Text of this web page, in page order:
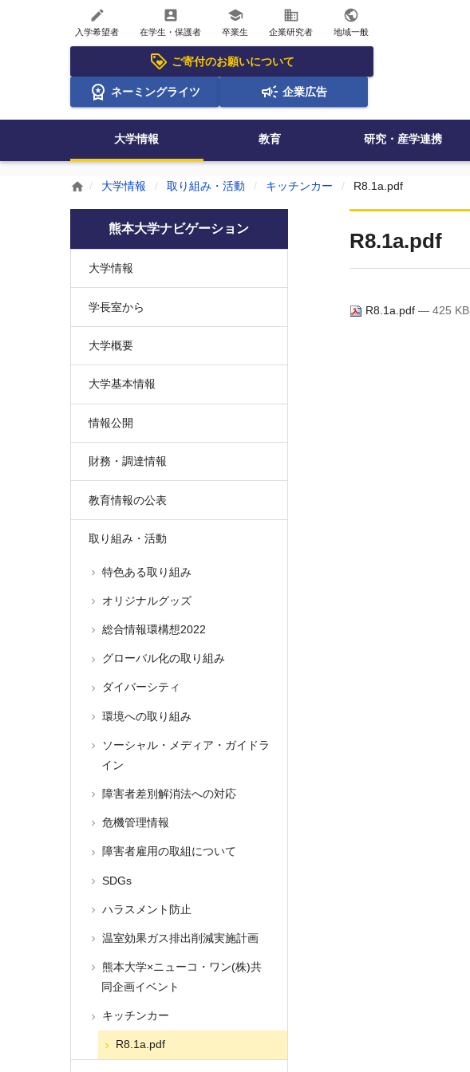
create
入学希望者
account_box
在学生・保護者
school
卒業生
business
企業研究者
public
地域一般
ご寄付のお願いについて
ネーミングライツ 企業広告
大学情報 教育 研究・産学連携
home 大学情報 取り組み・活動 キッチンカー R8.1a.pdf
R8.1a.pdf
R8.1a.pdf— 425 KB
熊本大学ナビゲーション
大学情報
学長室から
大学概要
大学基本情報
情報公開
財務・調達情報
教育情報の公表
取り組み・活動
特色ある取り組み
オリジナルグッズ
総合情報環構想2022
グローバル化の取り組み
ダイバーシティ
環境への取り組み
ソーシャル・メディア・ガイドラ
イン
障害者差別解消法への対応
危機管理情報
障害者雇用の取組について
SDGs
ハラスメント防止
温室効果ガス排出削減実施計画
熊本大学×ニューコ・ワン(株)共
同企画イベント
キッチンカー
R8.1a.pdf